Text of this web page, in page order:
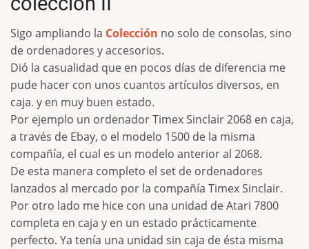
Sigo ampliando la Colección no solo de consolas, sino
de ordenadores y accesorios.
Dió la casualidad que en pocos días de diferencia me
pude hacer con unos cuantos artículos diversos, en
caja. y en muy buen estado.
Por ejemplo un ordenador Timex Sinclair 2068 en caja,
a través de Ebay, o el modelo 1500 de la misma
compañía, el cual es un modelo anterior al 2068.
De esta manera completo el set de ordenadores
lanzados al mercado por la compañía Timex Sinclair.
Por otro lado me hice con una unidad de Atari 7800
completa en caja y en un estado prácticamente
perfecto. Ya tenía una unidad sin caja de ésta misma